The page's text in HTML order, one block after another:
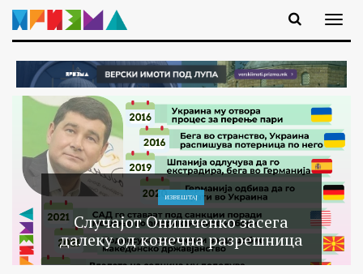
ИЗВЕШТАЈ
Случајот Онишченко засега
далеку од конечна разрешница